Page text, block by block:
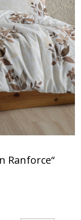
Ranforce“